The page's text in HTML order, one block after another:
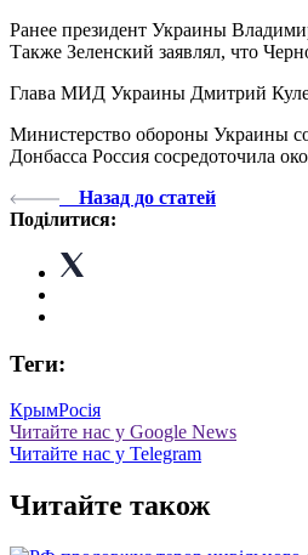
Ранее президент Украины
Также Зеленский заявлял, что
Глава МИД Украины Дмитрий
Министерство обороны Украины
Донбасса Россия сосредоточила
Назад до статей
Поділитися:
Теги:
КрымРосія
Читайте нас у Google News
Читайте нас у Telegram
Читайте також